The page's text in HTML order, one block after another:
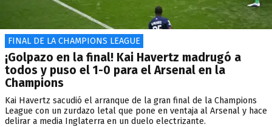
FINAL DE LA CHAMPIONS LEAGUE
¡Golpazo en la final! Kai Havertz madrugó a
todos y puso el 1-0 para el Arsenal en la
Champions
Kai Havertz sacudió el arranque de la gran final de la Champions
League con un zurdazo letal que pone en ventaja al Arsenal y hace
delirar a media Inglaterra en un duelo electrizante.